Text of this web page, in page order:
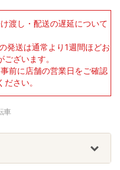
渡し・配送の遅延について
発送は通常より1週間ほどお
ざいます。
前に店舗の営業日をご確認
さい。
車